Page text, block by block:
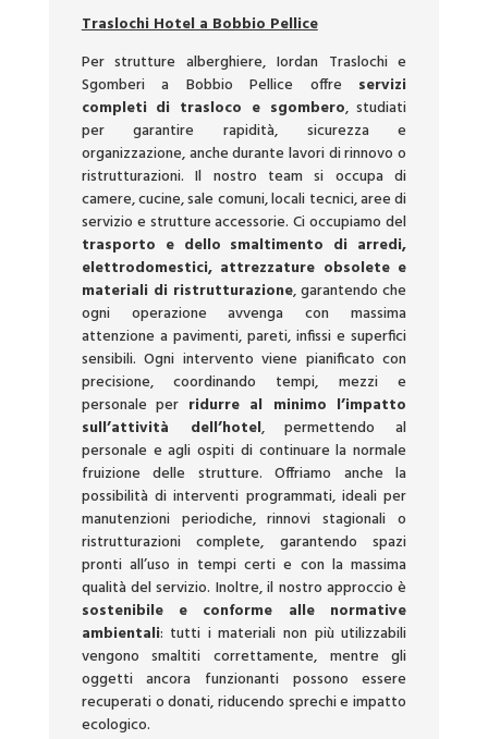
Traslochi Hotel a Bobbio Pellice
Per strutture alberghiere, Iordan Traslochi e
Sgomberi a Bobbio Pellice offre servizi
completi di trasloco e sgombero, studiati
per garantire rapidità, sicurezza e
organizzazione, anche durante lavori di rinnovo o
ristrutturazioni. Il nostro team si occupa di
camere, cucine, sale comuni, locali tecnici, aree di
servizio e strutture accessorie. Ci occupiamo del
trasporto e dello smaltimento di arredi,
elettrodomestici, attrezzature obsolete e
materiali di ristrutturazione, garantendo che
ogni operazione avvenga con massima
attenzione a pavimenti, pareti, infissi e superfici
sensibili. Ogni intervento viene pianificato con
precisione, coordinando tempi, mezzi e
personale per ridurre al minimo l’impatto
sull’attività dell’hotel, permettendo al
personale e agli ospiti di continuare la normale
fruizione delle strutture. Offriamo anche la
possibilità di interventi programmati, ideali per
manutenzioni periodiche, rinnovi stagionali o
ristrutturazioni complete, garantendo spazi
pronti all’uso in tempi certi e con la massima
qualità del servizio. Inoltre, il nostro approccio è
sostenibile e conforme alle normative
ambientali: tutti i materiali non più utilizzabili
vengono smaltiti correttamente, mentre gli
oggetti ancora funzionanti possono essere
recuperati o donati, riducendo sprechi e impatto
ecologico.